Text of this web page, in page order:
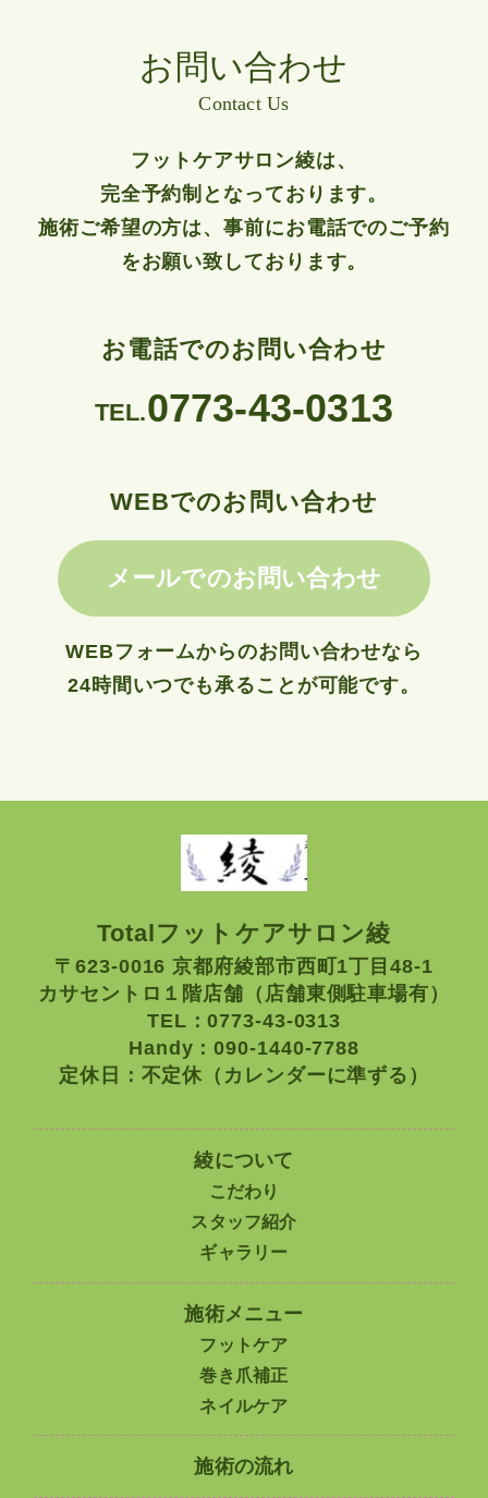
お問い合わせ
Contact Us
フットケアサロン綾は、
完全予約制となっております。
施術ご希望の方は、事前にお電話でのご予約
をお願い致しております。
お電話でのお問い合わせ
TEL.0773-43-0313
WEBでのお問い合わせ
メールでのお問い合わせ
WEBフォームからのお問い合わせなら
24時間いつでも承ることが可能です。
Totalフットケアサロン綾
〒623-0016 京都府綾部市西町1丁目48-1
カサセントロ１階店舗（店舗東側駐車場有）
TEL：0773-43-0313
Handy：090-1440-7788
定休日：不定休（カレンダーに準ずる）
綾について
こだわり
スタッフ紹介
ギャラリー
施術メニュー
フットケア
巻き爪補正
ネイルケア
施術の流れ